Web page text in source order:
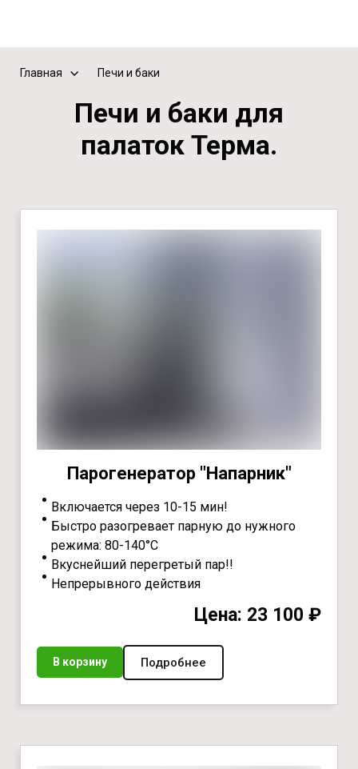
Главная Печи и баки
Печи и баки для
палаток Терма.
Парогенератор "Напарник"
Включается через 10-15 мин!
Быстро разогревает парную до нужного
режима: 80-140°С
Вкуснейший перегретый пар!!
Непрерывного действия
Цена: 23 100 ₽
В корзину Подробнее